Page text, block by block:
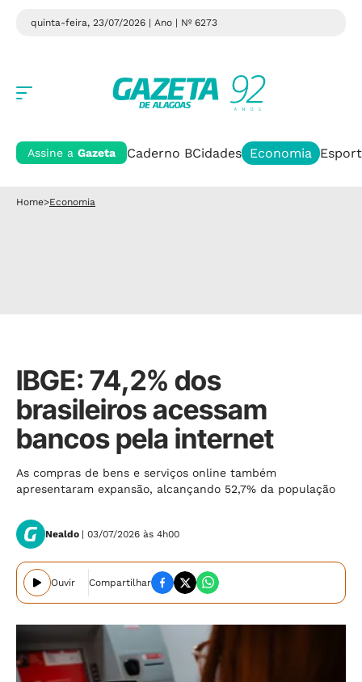
quinta-feira, 23/07/2026 | Ano | Nº 6273
Assine a Gazeta Caderno BCidades Economia
Home>Economia
IBGE: 74,2% dos
brasileiros acessam
bancos pela internet
As compras de bens e serviços online também
apresentaram expansão, alcançando 52,7% da população
Nealdo | 03/07/2026 às 4h00
Ouvir Compartilhar